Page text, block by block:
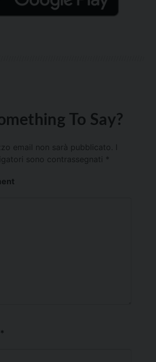
To Say?
email non sarà pubblicato.
sono contrassegnati *
*